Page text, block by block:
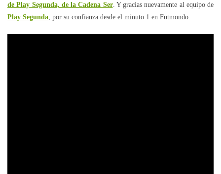
de Play Segunda, de la Cadena Ser. Y gracias nuevamente al equipo de
Play Segunda , por su confianza desde el minuto 1 en Futmondo.